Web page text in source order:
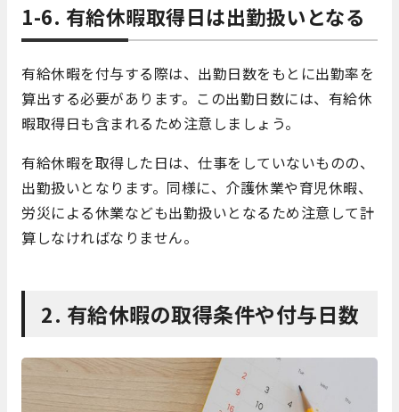
1-6. 有給休暇取得日は出勤扱いとなる
有給休暇を付与する際は、出勤日数をもとに出勤率を
算出する必要があります。この出勤日数には、有給休
暇取得日も含まれるため注意しましょう。
有給休暇を取得した日は、仕事をしていないものの、
出勤扱いとなります。同様に、介護休業や育児休暇、
労災による休業なども出勤扱いとなるため注意して計
算しなければなりません。
2. 有給休暇の取得条件や付与日数